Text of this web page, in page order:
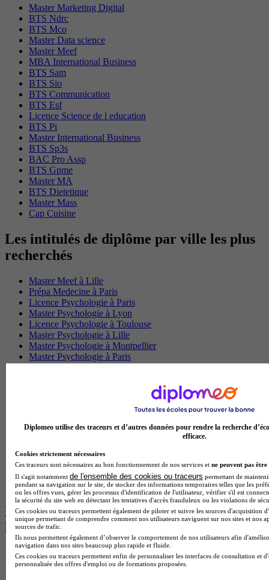
Master Marketing Digital
BTS Ndrc
BTS Mco
Master Data science
Master Meef
MBA International Business
BTS Sam
BTS Sio
BTS Communication
BTS Esf
Licence Science de l education
BTS Pi
Master International Business
BTS Sp3s
BAC Pro Assp
BTS Gpme
Master MA
BTS Dietetique
Master Mass
Cap Cuisine
Les intitulés de diplôme par ville les plus
recherchés
Master Meef à Lille
Prépa Medecine à Paris
Licence Psychologie à Paris
Master Psychologie à Lyon
Licence Psychologie à Toulouse
Master Psychologie à Lille
Master Psychologie à Montpellier
Master Psychologie à Paris
Licence Psychologie à Lille
BTS Communication à Bordeaux
Master Psychologie à Angers
BTS Communication à Lyon
BTS Ndrc à Lyon
Les intitulés de diplôme par alternance
les plus recherchés
BTS Esf en alternance
BTS Dietetique en alternance
Diplomeo utilise des traceurs et d’autres données pour rendre la recherche
efficace.
Cookies strictement nécessaires
Ces traceurs sont nécessaires au bon fonctionnement de nos services et ne peuvent pas être
Il s'agit notamment de l'ensemble des cookies ou traceurs permettant de
pendant sa navigation sur le site, de stocker des informations temporaires telles que les
ou les offres vues, gérer les processus d'identification de l'utilisateur, vérifier s'il est
la sécurité du site web en détectant les tentatives d'accès frauduleux ou les violations de
Ces cookies ou traceurs permettent également de piloter et suivre les sources d'acquisition
unique permettant de comprendre comment nos utilisateurs naviguent sur nos sites et nos
sources de trafic.
Ils nous permettent également d’observer le comportement de nos utilisateurs afin
navigation dans nos sites beaucoup plus rapide et fluide.
Ces cookies ou traceurs permettent enfin de personnaliser les interfaces de consultation et
personnalisée des offres d'emploi ou de formations proposées.